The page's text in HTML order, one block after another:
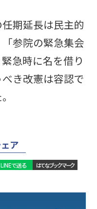
期延長は民主的
参院の緊急集会
急時に名を借り
き改憲は容認で
ア
LINEで送る はてなブックマーク